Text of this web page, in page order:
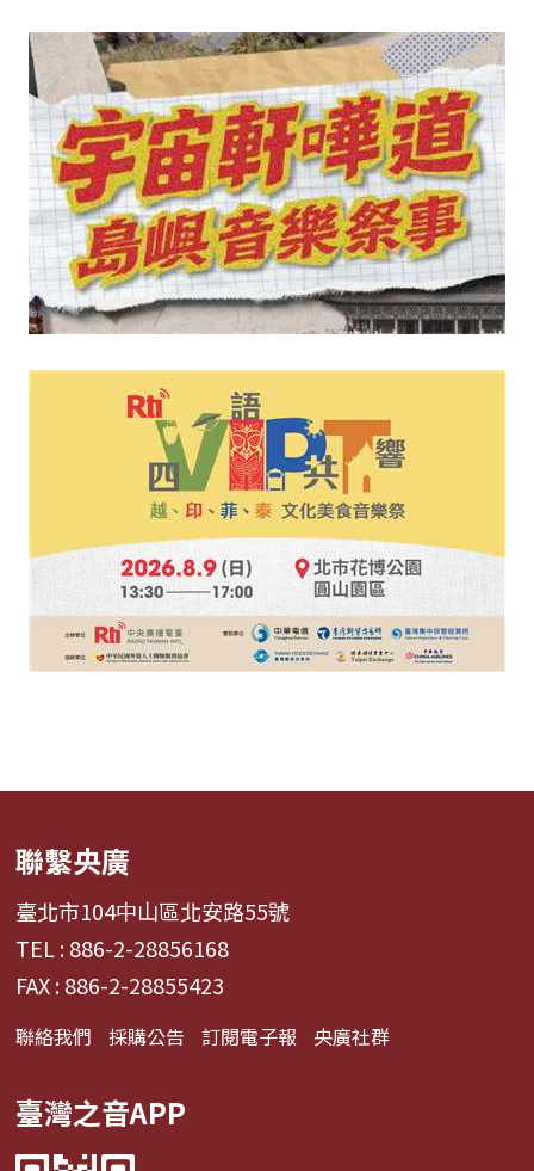
聯繫央廣
臺北市104中山區北安路55號
TEL : 886-2-28856168
FAX : 886-2-28855423
聯絡我們 採購公告 訂閱電子報 央廣社群
臺灣之音APP